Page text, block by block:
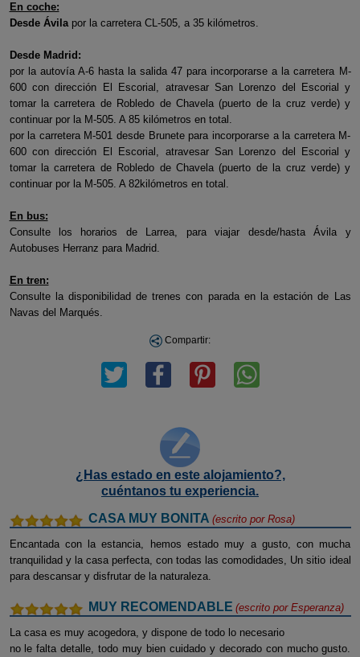
En coche:
Desde Ávilapor la carretera CL-505, a 35 kilómetros.
Desde Madrid:
por la autovía A-6 hasta la salida 47 para incorporarse a la carretera M-
600 con dirección El Escorial, atravesar San Lorenzo del Escorial y
tomar la carretera de Robledo de Chavela (puerto de la cruz verde) y
continuar por la M-505. A 85 kilómetros en total.
por la carretera M-501 desde Brunete para incorporarse a la carretera M-
600 con dirección El Escorial, atravesar San Lorenzo del Escorial y
tomar la carretera de Robledo de Chavela (puerto de la cruz verde) y
continuar por la M-505. A 82kilómetros en total.
En bus:
Consulte los horarios de Larrea, para viajar desde/hasta Ávila y
Autobuses Herranz para Madrid.
En tren:
Consulte la disponibilidad de trenes con parada en la estación de Las
Navas del Marqués.
Compartir:
¿Has estado en este alojamiento?,
cuéntanos tu experiencia.
CASA MUY BONITA (escrito por Rosa)
Encantada con la estancia, hemos estado muy a gusto, con mucha
tranquilidad y la casa perfecta, con todas las comodidades, Un sitio ideal
para descansar y disfrutar de la naturaleza.
MUY RECOMENDABLE (escrito por Esperanza)
La casa es muy acogedora, y dispone de todo lo necesario
no le falta detalle, todo muy bien cuidado y decorado con mucho gusto.